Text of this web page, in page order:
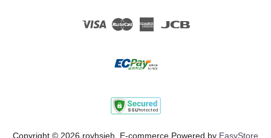
Visa Master American
Copyright © 2026 royhsieh. E-commerce Powered by EasyStore